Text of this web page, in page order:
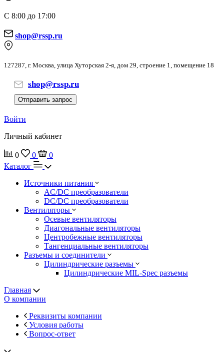
С 8:00 до 17:00
shop@rssp.ru
127287, г. Москва, улица Хуторская 2-я, дом 29, строение 1, помещение 18
shop@rssp.ru
Отправить запрос
Войти
Личный кабинет
0 0
0
Каталог
Источники питания
AC/DC преобразователи
DC/DC преобразователи
Вентиляторы
Осевые вентиляторы
Диагональные вентиляторы
Центробежные вентиляторы
Тангенциальные вентиляторы
Разъемы и соединители
Цилиндрические разъемы
Цилиндрические MIL-Spec разъемы
Главная
О компании
Реквизиты компании
Условия работы
Вопрос-ответ